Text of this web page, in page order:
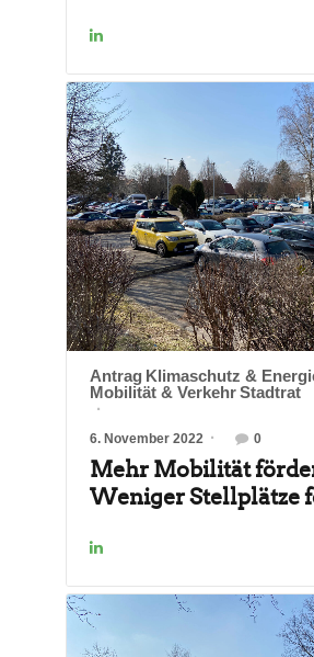
Antrag Klimaschutz &
Mobilität & VerkehrStadtrat
6. November 2022 0
Mehr Mobilität
Weniger Stellplätze